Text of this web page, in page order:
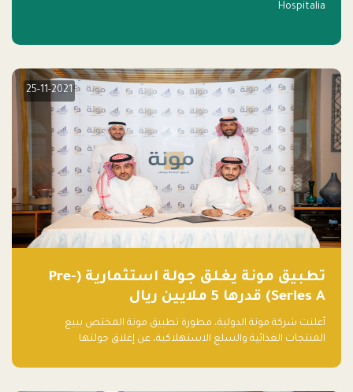
Hospitalia
25-11-2021
تطبيق مونة يغلق جولة استثمارية (Pre-
Series A) قدرها 5 ملايين ريال
أعلنت شركة مونة الدولية، مطورة تطبيق مونة المختص ببيع
المنتجات الغذائية والسلع الاستهلاكية، عن إغلاق جولتها
دولار أمريكي)، بقيادة شركتي دعم المنشآت المحدودة وتسارع القابضة